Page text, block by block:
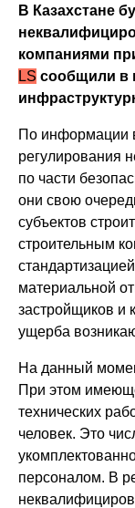
В Казахстане
компаниями
LS сообщили в
По информации
регулирования
по части
они свою
субъектов
строительным
материальной
застройщиков и
ущерба
На данный
При этом
технических
человек. Это
персоналом. В